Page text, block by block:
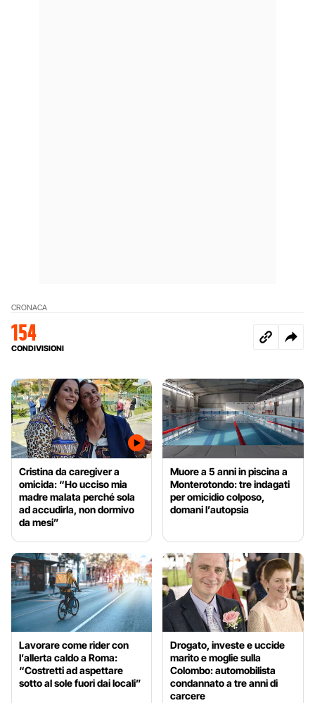
CRONACA
154
CONDIVISIONI
Cristina da caregiver a
omicida: “Ho ucciso mia
madre malata perché sola
ad accudirla, non dormivo
da mesi”
Muore a 5 anni in piscina a
Monterotondo: tre indagati
per omicidio colposo,
domani l’autopsia
Lavorare come rider con
l’allerta caldo a Roma:
“Costretti ad aspettare
sotto al sole fuori dai locali”
Drogato, investe e uccide
marito e moglie sulla
Colombo: automobilista
condannato a tre anni di
carcere